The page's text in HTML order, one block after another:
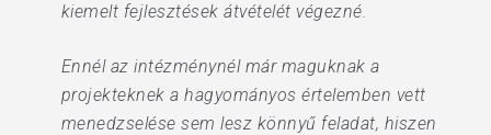
kiemelt fejlesztések átvételét végezné.
Ennél az intézménynél már maguknak a
projekteknek a hagyományos értelemben vett
menedzselése sem lesz könnyű feladat, hiszen